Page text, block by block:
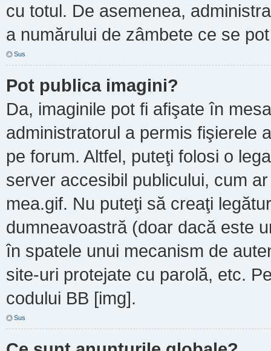
cu totul. De asemenea,
a numărului de zâmbete ce se
Sus
Pot publica imagini?
Da, imaginile pot fi afişate în
administratorul a permis fişierele
pe forum. Altfel, puteţi folosi o
server accesibil publicului, cum
mea.gif. Nu puteţi să creaţi
dumneavoastră (doar dacă este
în spatele unui mecanism de
site-uri protejate cu parolă, etc.
codului BB [img].
Sus